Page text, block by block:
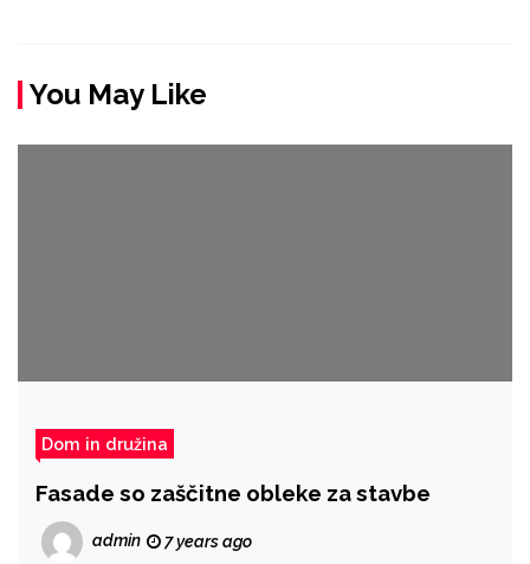
You May Like
Dom in družina
Fasade so zaščitne obleke za stavbe
admin 7 years ago